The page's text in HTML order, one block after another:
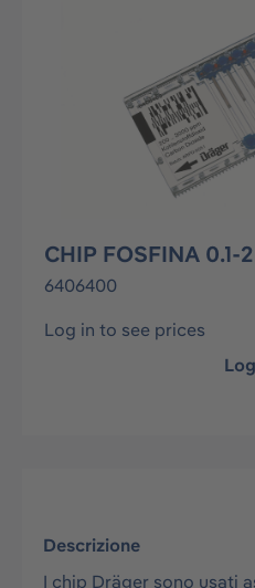
CHIP FOSFINA 0.1-
6406400
Log in to see prices
Descrizione
I chip Dräger sono usati